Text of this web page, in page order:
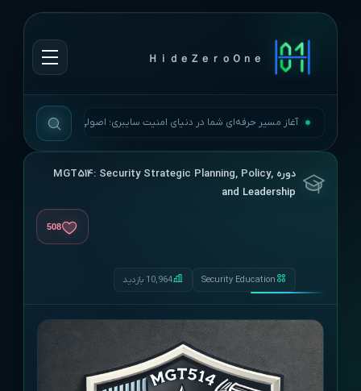
ＨｉｄｅＺｅｒｏＯｎｅ
آغاز مسیر حرفه‌ای شما در دنیای امنیت سایبری؛ اصولی، به‌روز و بی‌وقفه.
دوره MGT514: Security Strategic Planning, Policy,
and Leadership
508
Security Education 10,964 بازدید